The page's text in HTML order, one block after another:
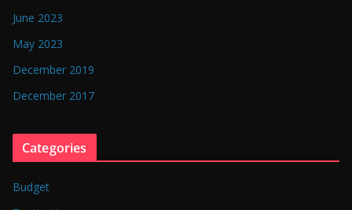
June 2023
May 2023
December 2019
December 2017
Categories
Budget